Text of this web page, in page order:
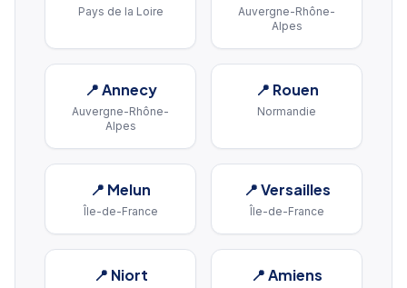
Pays de la Loire
Auvergne-Rhône-
Alpes
📍Annecy
Auvergne-Rhône-
Alpes
📍 Rouen
Normandie
📍 Melun
Île-de-France
📍Versailles
Île-de-France
📍 Niort 📍Amiens